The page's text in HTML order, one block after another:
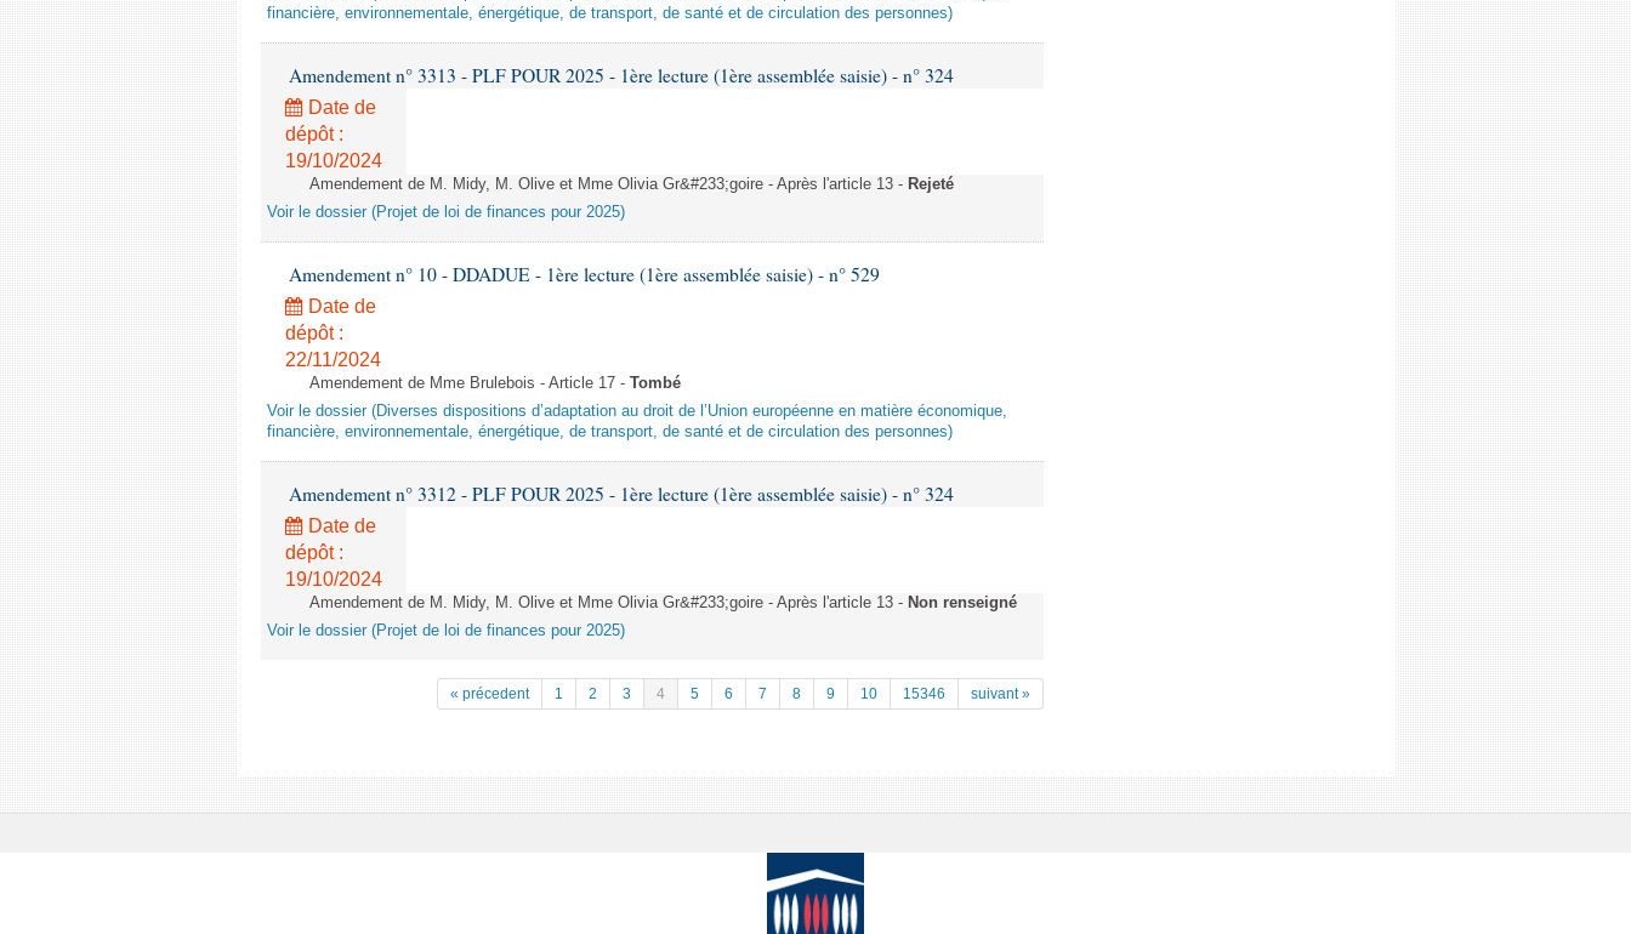
financière, environnementale, énergétique, de transport, de santé et de circulation des personnes)
Amendement n° 3313 - PLF POUR 2025 - 1ère lecture (1ère assemblée saisie) - n° 324
Date de
dépôt :
19/10/2024
Amendement de M. Midy, M. Olive et Mme Olivia Gr&#233;goire - Après l'article 13 - Rejeté
Voir le dossier (Projet de loi de finances pour 2025)
Amendement n° 10 - DDADUE - 1ère lecture (1ère assemblée saisie) - n° 529
Date de
dépôt :
22/11/2024
Amendement de Mme Brulebois - Article 17 - Tombé
Voir le dossier (Diverses dispositions d’adaptation au droit de l’Union européenne en matière économique,
financière, environnementale, énergétique, de transport, de santé et de circulation des personnes)
Amendement n° 3312 - PLF POUR 2025 - 1ère lecture (1ère assemblée saisie) - n° 324
Date de
dépôt :
19/10/2024
Amendement de M. Midy, M. Olive et Mme Olivia Gr&#233;goire - Après l'article 13 - Non renseigné
Voir le dossier (Projet de loi de finances pour 2025)
« précedent 1 2 3 4 5 6 7 8 9 10 15346 suivant »